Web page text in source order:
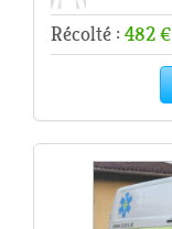
Récolté : 482 €